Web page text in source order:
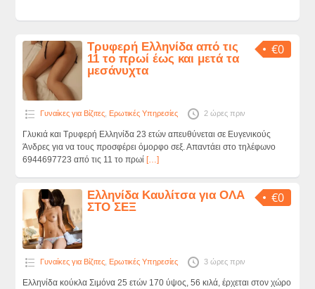
€0
Τρυφερή Ελληνίδα από τις
11 το πρωί έως και μετά τα
μεσάνυχτα
Γυναίκες για Βίζιτες, Ερωτικές Υπηρεσίες 2 ώρες πριν
Γλυκιά και Τρυφερή Ελληνίδα 23 ετών απευθύνεται σε Ευγενικούς
Άνδρες για να τους προσφέρει όμορφο σεξ. Απαντάει στο τηλέφωνο
6944697723 από τις 11 το πρωί […]
€0
Ελληνίδα Καυλίτσα για ΟΛΑ
ΣΤΟ ΣΕΞ
Γυναίκες για Βίζιτες, Ερωτικές Υπηρεσίες 3 ώρες πριν
Ελληνίδα κούκλα Σιμόνα 25 ετών 170 ύψος, 56 κιλά, έρχεται στον χώρο